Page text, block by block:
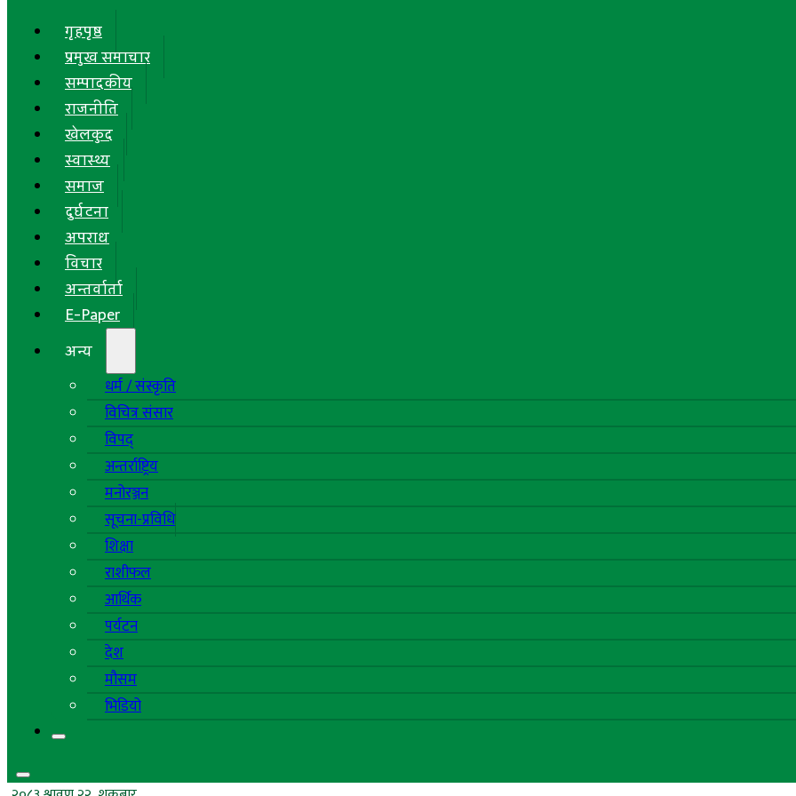
गृहपृष्ठ
प्रमुख समाचार
सम्पादकीय
राजनीति
खेलकुद
स्वास्थ्य
समाज
दुर्घटना
अपराध
विचार
अन्तर्वार्ता
E-Paper
अन्य
धर्म / संस्कृति
विचित्र संसार
विपद्
अन्तर्राष्ट्रिय
मनोरञ्जन
सूचना-प्रविधि
शिक्षा
राशीफल
आर्थिक
पर्यटन
देश
मौसम
भिडियो